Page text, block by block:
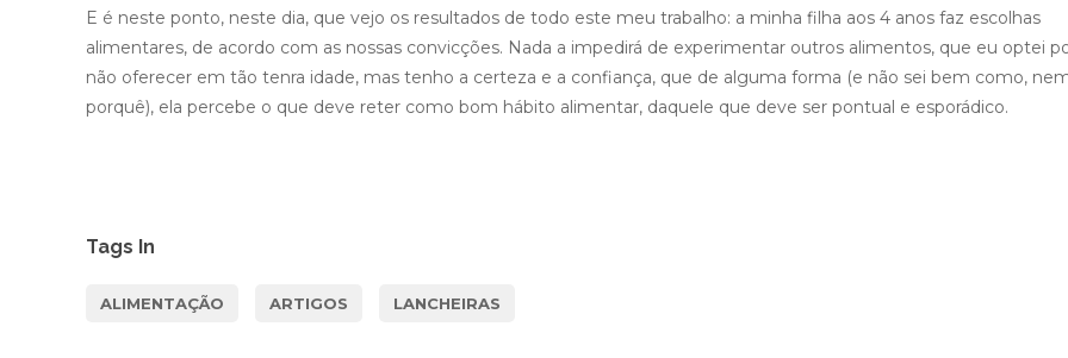
E é neste ponto, neste dia, que vejo os resultados de todo este meu trabalho: a minha filha aos 4 anos faz escolhas
alimentares, de acordo com as nossas convicções. Nada a impedirá de experimentar outros alimentos, que eu optei
não oferecer em tão tenra idade, mas tenho a certeza e a confiança, que de alguma forma (e não sei bem como,
porquê), ela percebe o que deve reter como bom hábito alimentar, daquele que deve ser pontual e esporádico.
Tags In
ALIMENTAÇÃO ARTIGOS LANCHEIRAS